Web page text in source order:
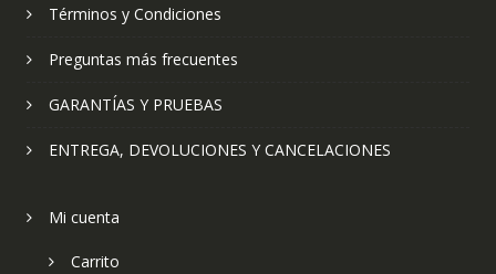
Términos y Condiciones
Preguntas más frecuentes
GARANTÍAS Y PRUEBAS
ENTREGA, DEVOLUCIONES Y CANCELACIONES
Mi cuenta
Carrito